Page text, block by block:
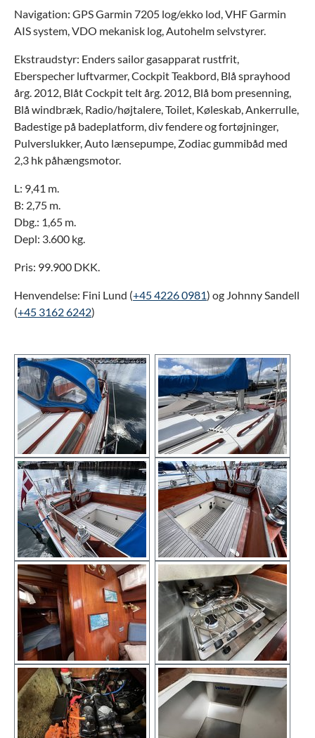
Navigation: GPS Garmin 7205 log/ekko lod, VHF Garmin
AIS system, VDO mekanisk log, Autohelm selvstyrer.
Ekstraudstyr: Enders sailor gasapparat rustfrit,
Eberspecher luftvarmer, Cockpit Teakbord, Blå sprayhood
årg. 2012, Blåt Cockpit telt årg. 2012, Blå bom presenning,
Blå windbræk, Radio/højtalere, Toilet, Køleskab, Ankerrulle,
Badestige på badeplatform, div fendere og fortøjninger,
Pulverslukker, Auto lænsepumpe, Zodiac gummibåd med
2,3 hk påhængsmotor.
L: 9,41 m.
B: 2,75 m.
Dbg.: 1,65 m.
Depl: 3.600 kg.
Pris: 99.900 DKK.
Henvendelse: Fini Lund (+45 4226 0981) og Johnny Sandell
(+45 3162 6242)
Show larger version Show larger version
Show larger version Show larger version
Show larger version Show larger version
Show larger version Show larger version